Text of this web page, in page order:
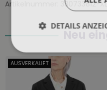
Artikelnummer:
330733812-XL
AUSVERKAUFT
DETAILS